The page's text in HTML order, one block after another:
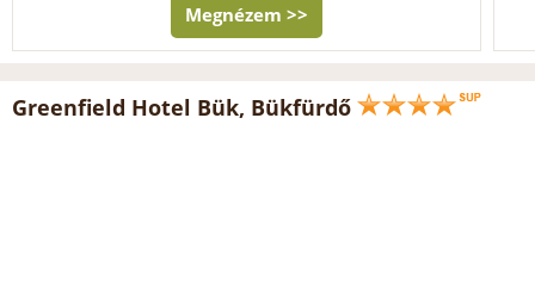
Megnézem >>
Greenfield Hotel Bük, Bükfürdő